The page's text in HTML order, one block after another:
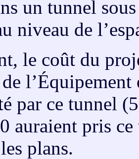
un tunnel
niveau de
le coût du
par ce tunnel
auraient pris
plans.